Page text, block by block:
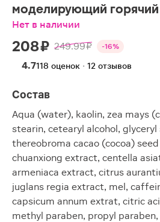
моделирующий
Нет в наличии
208 ₽ 249.99 ₽ -16%
4.7118 оценок · 12 отзывов
Состав
Aqua (water), kaolin, zea mays
stearin, cetearyl alcohol,
thereobroma cacao (cocoa)
chuanxiong extract, centella
armeniaca extract, citrus
juglans regia extract, mel,
capsicum annum extrat, citric
methyl paraben, propyl paraben,